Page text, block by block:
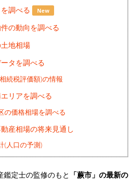
調べる New
の動向を調べる
地相場
タを調べる
続税評価額)の情報
リアを調べる
の価格相場を調べる
産相場の将来見通し
(人口の予測)
鑑定士の監修のもと 「蕨市」の最新の